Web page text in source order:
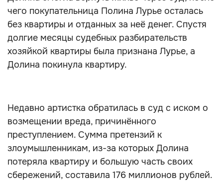
чего покупательница Полина Лурье осталась
без квартиры и отданных за неё денег. Спустя
долгие месяцы судебных разбирательств
хозяйкой квартиры была признана Лурье, а
Долина покинула квартиру.
Недавно артистка обратилась в суд с иском о
возмещении вреда, причинённого
преступлением. Сумма претензий к
злоумышленникам, из-за которых Долина
потеряла квартиру и большую часть своих
сбережений, составила 176 миллионов рублей.